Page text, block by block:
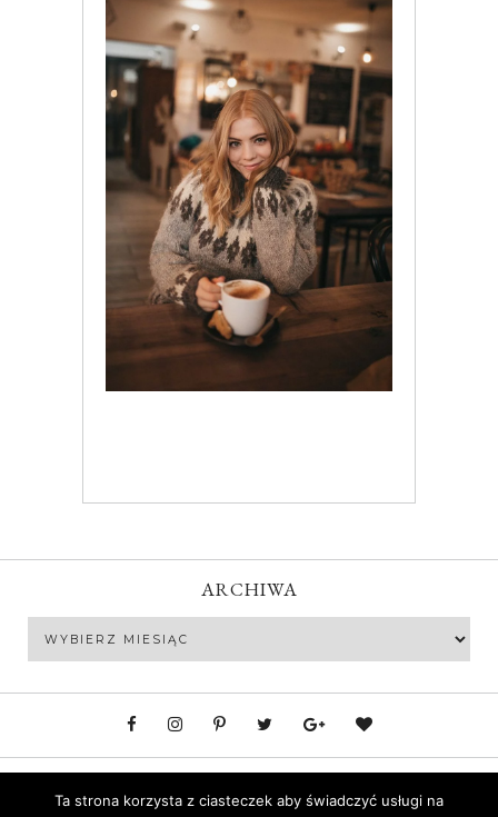
ARCHIWA
Archiwa
Polityka prywatności
Ta strona korzysta z ciasteczek aby świadczyć usługi na